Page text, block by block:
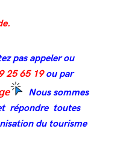
pas appeler ou
25 65 19 ou par
Nous sommes
répondre toutes
du tourisme